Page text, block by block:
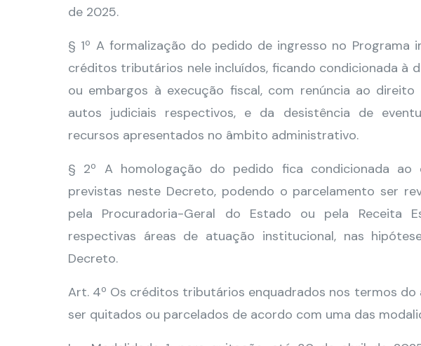
de 2025.
§ 1º A formalização do pedido de ingresso no Programa
créditos tributários nele incluídos, ficando condicionada à
ou embargos à execução fiscal, com renúncia ao
autos judiciais respectivos, e da desistência de
recursos apresentados no âmbito administrativo.
§ 2º A homologação do pedido fica condicionada ao
previstas neste Decreto, podendo o parcelamento ser
pela Procuradoria-Geral do Estado ou pela Receita
respectivas áreas de atuação institucional, nas
Decreto.
Art. 4º Os créditos tributários enquadrados nos termos
ser quitados ou parcelados de acordo com uma das